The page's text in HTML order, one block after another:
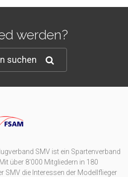
werden?
suchen
SMV ist ein Spartenverband
über 8'000 Mitgliedern in 180
SMV die Interessen der Modellflieger